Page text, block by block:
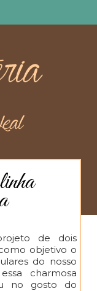
de dois
objetivo o
do nosso
charmosa
no gosto do